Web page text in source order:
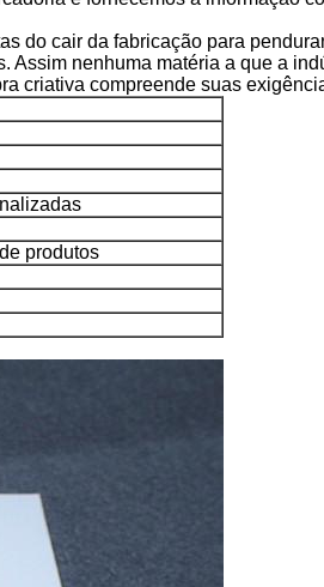
do cair da fabricação para
Assim nenhuma matéria a que a
criativa compreende suas
produtos